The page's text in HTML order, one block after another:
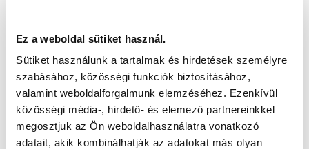
Ez a weboldal sütiket használ.
Sütiket használunk a tartalmak és hirdetések személyre
szabásához, közösségi funkciók biztosításához,
valamint weboldalforgalmunk elemzéséhez. Ezenkívül
közösségi média-, hirdető- és elemező partnereinkkel
megosztjuk az Ön weboldalhasználatra vonatkozó
adatait, akik kombinálhatják az adatokat más olyan
KÉPGALÉRIA: ZTE FC - MTK BUDAPEST 0-1
2024-07-27 14:36:20
Képekben a ZTE FC elleni siker.